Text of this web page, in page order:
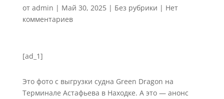
от admin | Май 30, 2025| Без рубрики | Нет
комментариев
[ad_1]
Это фото с выгрузки судна Green Dragon на
Терминале Астафьева в Находке. А это — анонс